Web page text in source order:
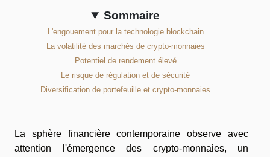
Sommaire
L'engouement pour la technologie blockchain
La volatilité des marchés de crypto-monnaies
Potentiel de rendement élevé
Le risque de régulation et de sécurité
Diversification de portefeuille et crypto-monnaies
La sphère financière contemporaine observe avec
attention l'émergence des crypto-monnaies, un